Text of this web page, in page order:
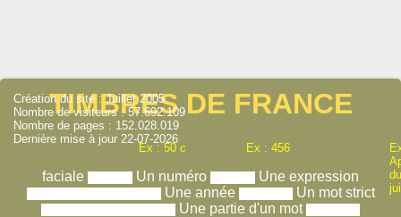
TIMBRES DE FRANCE
Ex : 50 c Ex : 456
faciale Un numéro
Une expression
Une année
Un mot strict
Une partie d'un mot
Création du site : Juillet 2005
Nombre de visiteurs : 57.692.109
Nombre de pages : 152.028.019
Dernière mise à jour 22-07-2026